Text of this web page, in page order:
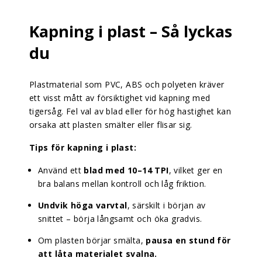
Kapning i plast – Så lyckas
du
Plastmaterial som PVC, ABS och polyeten kräver
ett visst mått av försiktighet vid kapning med
tigersåg. Fel val av blad eller för hög hastighet kan
orsaka att plasten smälter eller flisar sig.
Tips för kapning i plast:
Använd ett blad med 10–14 TPI, vilket ger en
bra balans mellan kontroll och låg friktion.
Undvik höga varvtal, särskilt i början av
snittet – börja långsamt och öka gradvis.
Om plasten börjar smälta, pausa en stund för
att låta materialet svalna.